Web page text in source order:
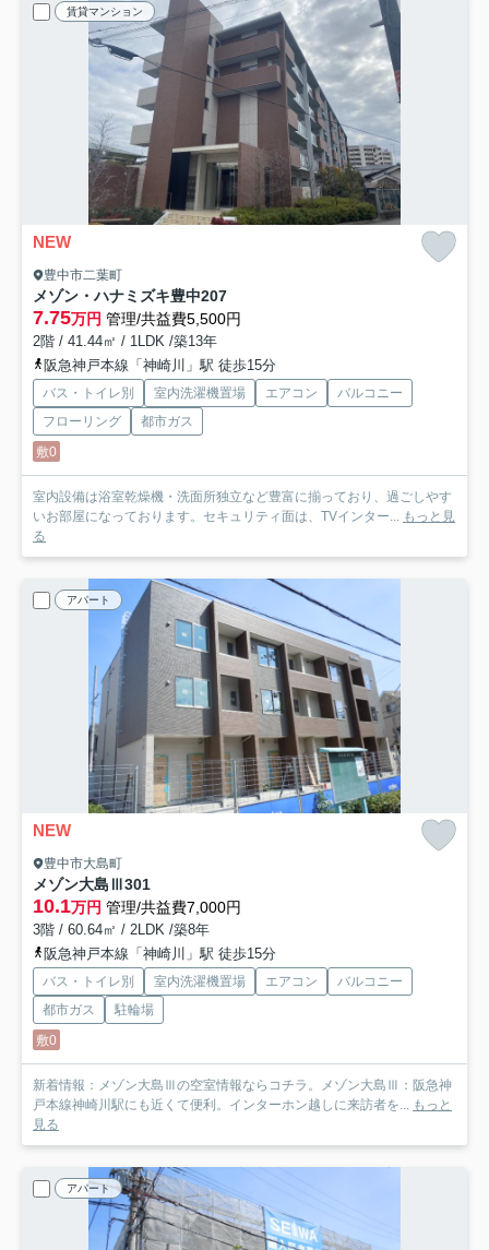
賃貸マンション
NEW
豊中市二葉町
メゾン・ハナミズキ豊中207
7.75万円 管理/共益費5,500円
2階 / 41.44㎡ / 1LDK /築13年
阪急神戸本線「神崎川」駅 徒歩15分
バス・トイレ別 室内洗濯機置場 エアコン
バルコニー
フローリング
都市ガス
敷0
室内設備は浴室乾燥機・洗面所独立など豊富に揃っており、過ごしやす
いお部屋になっております。セキュリティ面は、TVインター... もっと見
る
アパート
NEW
豊中市大島町
メゾン大島Ⅲ301
10.1万円 管理/共益費7,000円
3階 / 60.64㎡ / 2LDK /築8年
阪急神戸本線「神崎川」駅 徒歩15分
バス・トイレ別 室内洗濯機置場 エアコン
バルコニー
都市ガス
駐輪場
敷0
新着情報：メゾン大島Ⅲの空室情報ならコチラ。メゾン大島Ⅲ：阪急神
戸本線神崎川駅にも近くて便利。インターホン越しに来訪者を... もっと
見る
アパート